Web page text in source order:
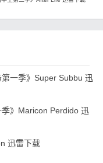
第一季》Super Subbu 迅
季》Maricon Perdido 迅
迅雷下载